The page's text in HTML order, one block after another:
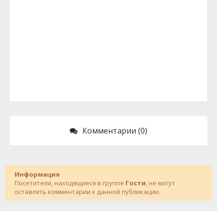
Комментарии (0)
Информация
Посетители, находящиеся в группе Гости , не могут
оставлять комментарии к данной публикации.